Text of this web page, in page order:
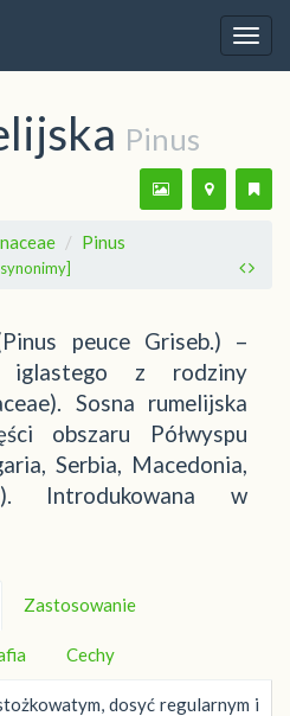
Pinus
Pinus
synonimy]
peuce Griseb.) –
iglastego z rodziny
Sosna rumelijska
obszaru Półwyspu
Serbia, Macedonia,
Introdukowana w
Zastosowanie
Cechy
dosyć regularnym i